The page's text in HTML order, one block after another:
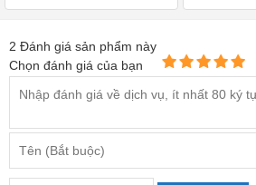
2 Đánh giá sản phẩm này
Chọn đánh giá của bạn